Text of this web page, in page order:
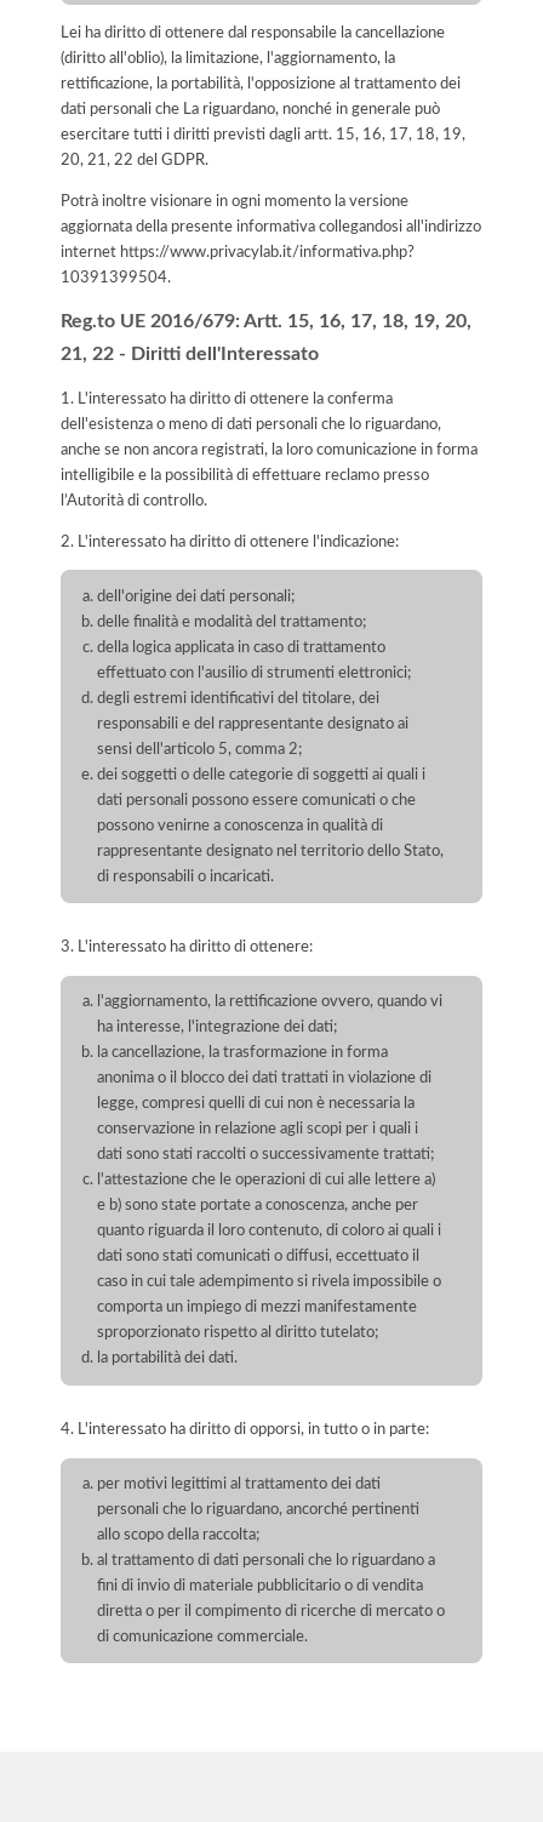
Lei ha diritto di ottenere dal responsabile la cancellazione
(diritto all'oblio), la limitazione, l'aggiornamento, la
rettificazione, la portabilità, l'opposizione al trattamento dei
dati personali che La riguardano, nonché in generale può
esercitare tutti i diritti previsti dagli artt. 15, 16, 17, 18, 19,
20, 21, 22 del GDPR.
Potrà inoltre visionare in ogni momento la versione
aggiornata della presente informativa collegandosi all'indirizzo
internet https://www.privacylab.it/informativa.php?
10391399504.
Reg.to UE 2016/679: Artt. 15, 16, 17, 18, 19, 20,
21, 22 - Diritti dell'Interessato
1. L'interessato ha diritto di ottenere la conferma
dell'esistenza o meno di dati personali che lo riguardano,
anche se non ancora registrati, la loro comunicazione in forma
intelligibile e la possibilità di effettuare reclamo presso
l’Autorità di controllo.
2. L'interessato ha diritto di ottenere l'indicazione:
dell'origine dei dati personali;
delle finalità e modalità del trattamento;
della logica applicata in caso di trattamento
effettuato con l'ausilio di strumenti elettronici;
degli estremi identificativi del titolare, dei
responsabili e del rappresentante designato ai
sensi dell'articolo 5, comma 2;
dei soggetti o delle categorie di soggetti ai quali i
dati personali possono essere comunicati o che
possono venirne a conoscenza in qualità di
rappresentante designato nel territorio dello Stato,
di responsabili o incaricati.
3. L'interessato ha diritto di ottenere:
l'aggiornamento, la rettificazione ovvero, quando vi
ha interesse, l'integrazione dei dati;
la cancellazione, la trasformazione in forma
anonima o il blocco dei dati trattati in violazione di
legge, compresi quelli di cui non è necessaria la
conservazione in relazione agli scopi per i quali i
dati sono stati raccolti o successivamente trattati;
l'attestazione che le operazioni di cui alle lettere a)
e b) sono state portate a conoscenza, anche per
quanto riguarda il loro contenuto, di coloro ai quali i
dati sono stati comunicati o diffusi, eccettuato il
caso in cui tale adempimento si rivela impossibile o
comporta un impiego di mezzi manifestamente
sproporzionato rispetto al diritto tutelato;
la portabilità dei dati.
4. L'interessato ha diritto di opporsi, in tutto o in parte:
per motivi legittimi al trattamento dei dati
personali che lo riguardano, ancorché pertinenti
allo scopo della raccolta;
al trattamento di dati personali che lo riguardano a
fini di invio di materiale pubblicitario o di vendita
diretta o per il compimento di ricerche di mercato o
di comunicazione commerciale.